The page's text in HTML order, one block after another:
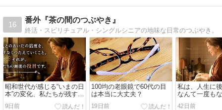
16
番外『茶の間のつぶやき』
終活・スピリチュアル・シングルシニアの地味な日常のつぶやき。
昭和世代が感じる“いまの日
本”の変化、私たちが残すも
のは？
9日前
100均の老眼鏡で60代の目
は本当に大丈夫？
19日前
私は、人生に
なんて一度も
42日前